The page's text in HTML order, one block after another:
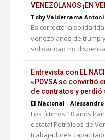
VENEZOLANOS ¡EN
Toby Valderrama
Es correcta la
venezolanos de trump
solidaridad no
Entrevista con EL
«PDVSA se convirtió
de contratos y
El Nacional -
Los últimos 10 años
estatal Petróleos de
trabajadores